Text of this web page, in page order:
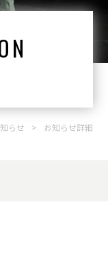
らせ > お知らせ詳細